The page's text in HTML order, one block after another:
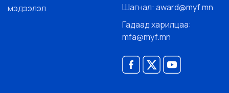
мэдээлэл
Шагнал: award@myf.mn
Гадаад харилцаа:
mfa@myf.mn